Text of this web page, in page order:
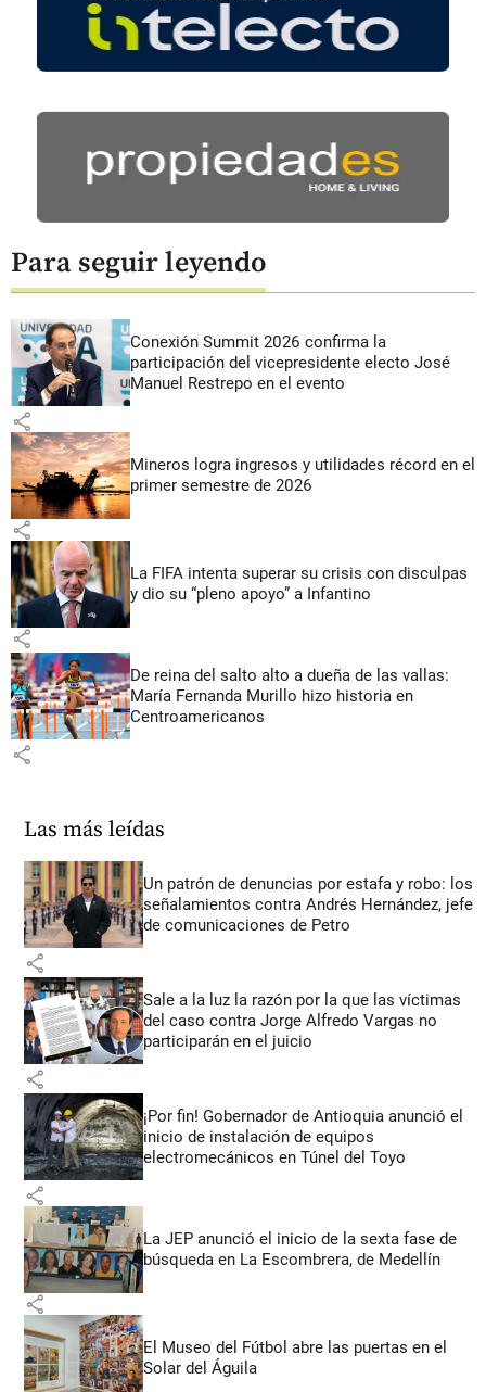
Para seguir leyendo
Conexión Summit 2026 confirma la
participación del vicepresidente electo José
Manuel Restrepo en el evento
share
Mineros logra ingresos y utilidades récord en el
primer semestre de 2026
share
La FIFA intenta superar su crisis con disculpas
y dio su “pleno apoyo” a Infantino
share
De reina del salto alto a dueña de las vallas:
María Fernanda Murillo hizo historia en
Centroamericanos
share
Las más leídas
Un patrón de denuncias por estafa y robo: los
señalamientos contra Andrés Hernández, jefe
de comunicaciones de Petro
share
Sale a la luz la razón por la que las víctimas
del caso contra Jorge Alfredo Vargas no
participarán en el juicio
share
¡Por fin! Gobernador de Antioquia anunció el
inicio de instalación de equipos
electromecánicos en Túnel del Toyo
share
La JEP anunció el inicio de la sexta fase de
búsqueda en La Escombrera, de Medellín
share
El Museo del Fútbol abre las puertas en el
Solar del Águila